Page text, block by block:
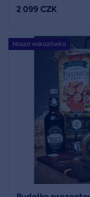
2 099 CZK
Nasza wskazówka